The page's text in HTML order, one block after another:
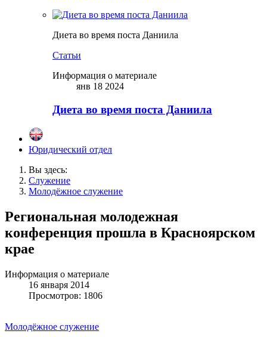
Диета во время поста Даниила
Статьи
Информация о материале
янв 18 2024
Диета во время поста Даниила
Юридический отдел
Вы здесь:
Служение
Молодёжное служение
Региональная молодежная
конференция прошла в Красноярском
крае
Информация о материале
16 января 2014
Просмотров: 1806
Молодёжное служение